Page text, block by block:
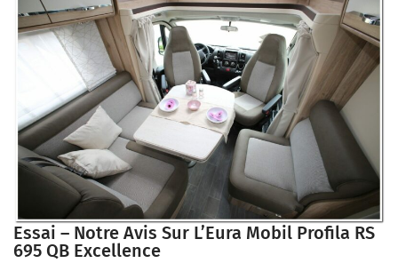
Essai – Notre Avis Sur L’Eura Mobil Profila RS
695 QB Excellence